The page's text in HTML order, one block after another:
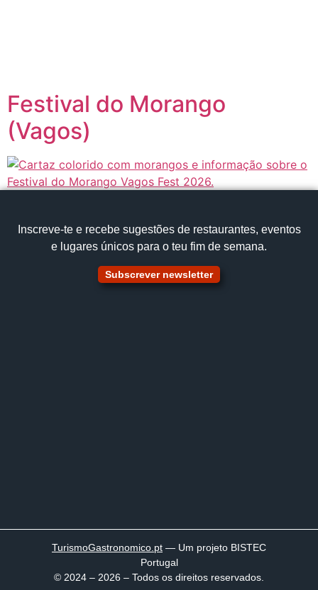
Festival do Morango
(Vagos)
Inscreve‑te e recebe sugestões de restaurantes, eventos
e lugares únicos para o teu fim de semana.
Subscrever newsletter
TurismoGastronomico .pt — Um projeto BISTEC
Portugal
© 2024 – 2026 – Todos os direitos reservados.